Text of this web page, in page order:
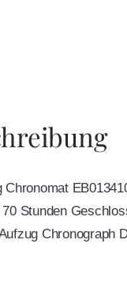
Chronomat
Stunden
Chronograph